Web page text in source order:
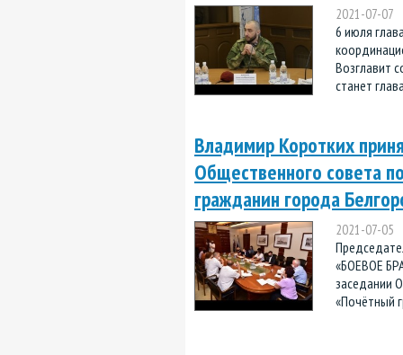
2021-07-07
6 июля
Возглавит
станет
Владимир Коротких
Общественного совета
гражданин города
2021-07-05
«БОЕВОЕ
заседании
«Почётный